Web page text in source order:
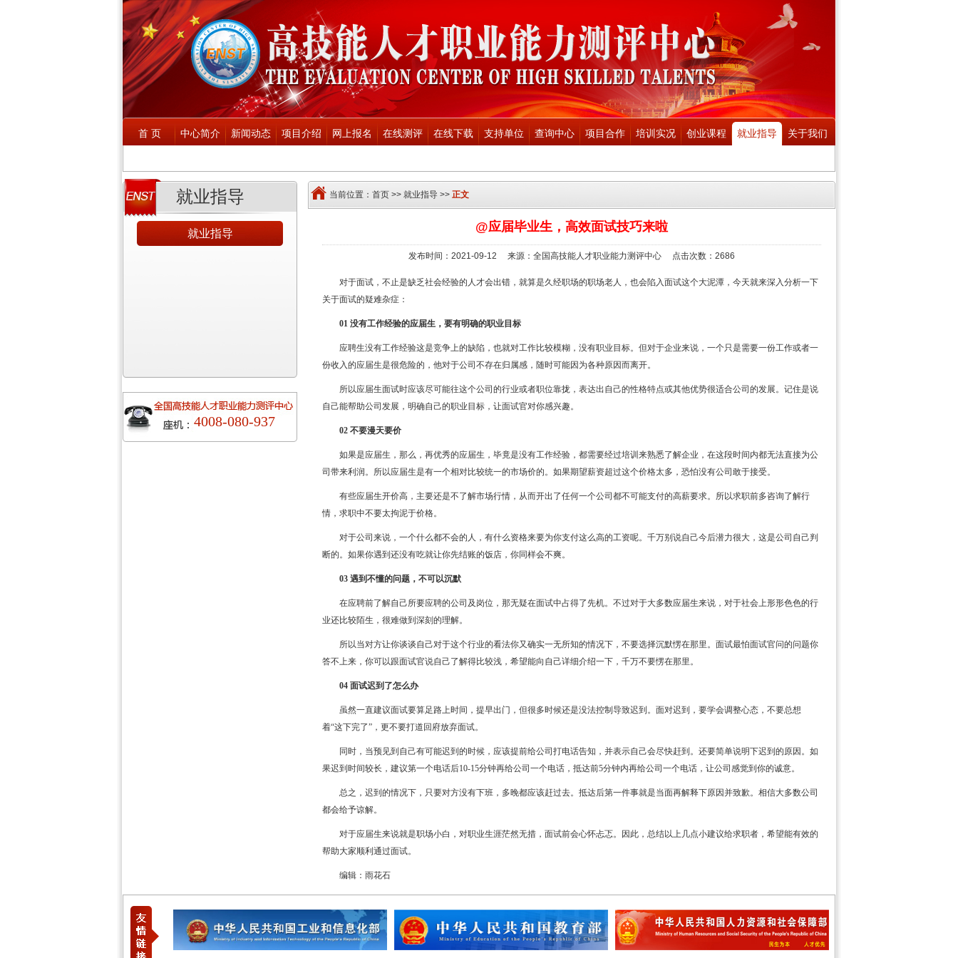
首 页 中心简介 新闻动态 项目介绍 网上报名 在线测评 在线下载 支持单位 查询中心 项目合作 培训实况 创业课程 就业指导 关于我们
就业指导
就业指导
4008-080-937
当前位置： 首页 >> 就业指导 >> 正文
@应届毕业生，高效面试技巧来啦
发布时间：2021-09-12 来源：全国高技能人才职业能力测评中心 点击次数：2686
对于面试，不止是缺乏社会经验的人才会出错，就算是久经职场的职场老人，也会陷入面试这个大泥潭，今天就来深入分析一下
关于面试的疑难杂症：
01 没有工作经验的应届生，要有明确的职业目标
应聘生没有工作经验这是竞争上的缺陷，也就对工作比较模糊，没有职业目标。但对于企业来说，一个只是需要一份工作或者一
份收入的应届生是很危险的，他对于公司不存在归属感，随时可能因为各种原因而离开。
所以应届生面试时应该尽可能往这个公司的行业或者职位靠拢，表达出自己的性格特点或其他优势很适合公司的发展。记住是说
自己能帮助公司发展，明确自己的职业目标，让面试官对你感兴趣。
02 不要漫天要价
如果是应届生，那么，再优秀的应届生，毕竟是没有工作经验，都需要经过培训来熟悉了解企业，在这段时间内都无法直接为公
司带来利润。所以应届生是有一个相对比较统一的市场价的。如果期望薪资超过这个价格太多，恐怕没有公司敢于接受。
有些应届生开价高，主要还是不了解市场行情，从而开出了任何一个公司都不可能支付的高薪要求。所以求职前多咨询了解行
情，求职中不要太拘泥于价格。
对于公司来说，一个什么都不会的人，有什么资格来要为你支付这么高的工资呢。千万别说自己今后潜力很大，这是公司自己判
断的。如果你遇到还没有吃就让你先结账的饭店，你同样会不爽。
03 遇到不懂的问题，不可以沉默
在应聘前了解自己所要应聘的公司及岗位，那无疑在面试中占得了先机。不过对于大多数应届生来说，对于社会上形形色色的行
业还比较陌生，很难做到深刻的理解。
所以当对方让你谈谈自己对于这个行业的看法你又确实一无所知的情况下，不要选择沉默愣在那里。面试最怕面试官问的问题你
答不上来，你可以跟面试官说自己了解得比较浅，希望能向自己详细介绍一下，千万不要愣在那里。
04 面试迟到了怎么办
虽然一直建议面试要算足路上时间，提早出门，但很多时候还是没法控制导致迟到。面对迟到，要学会调整心态，不要总想
着“这下完了”，更不要打道回府放弃面试。
同时，当预见到自己有可能迟到的时候，应该提前给公司打电话告知，并表示自己会尽快赶到。还要简单说明下迟到的原因。如
果迟到时间较长，建议第一个电话后10-15分钟再给公司一个电话，抵达前5分钟内再给公司一个电话，让公司感觉到你的诚意。
总之，迟到的情况下，只要对方没有下班，多晚都应该赶过去。抵达后第一件事就是当面再解释下原因并致歉。相信大多数公司
都会给予谅解。
对于应届生来说就是职场小白，对职业生涯茫然无措，面试前会心怀忐忑。因此，总结以上几点小建议给求职者，希望能有效的
帮助大家顺利通过面试。
编辑：雨花石